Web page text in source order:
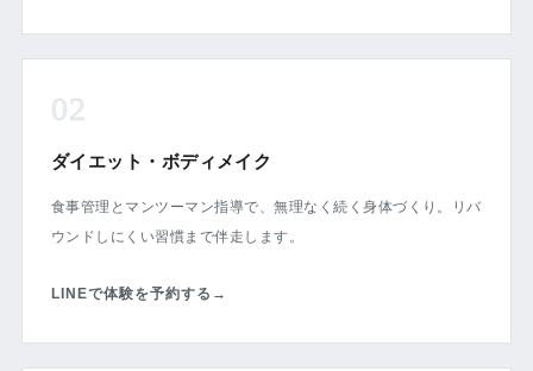
02
ダイエット・ボディメイク
食事管理とマンツーマン指導で、無理なく続く身体づくり。リバ
ウンドしにくい習慣まで伴走します。
LINEで体験を予約する →